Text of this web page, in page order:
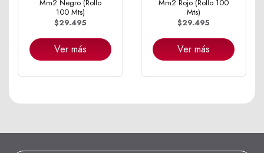
Mm2 Negro (Rollo
100 Mts)
$29.495
Ver más
Mm2 Rojo (Rollo 100
Mts)
$29.495
Ver más